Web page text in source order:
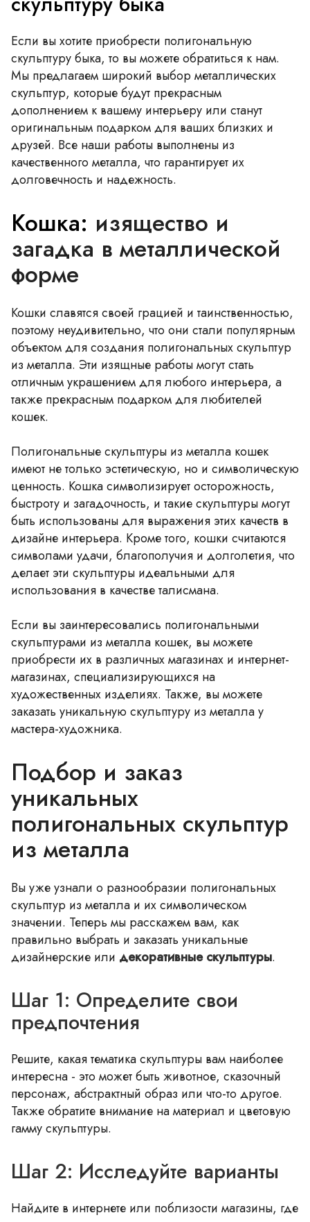
Если вы хотите приобрести полигональную
скульптуру быка, то вы можете обратиться к нам.
Мы предлагаем широкий выбор металлических
скульптур, которые будут прекрасным
дополнением к вашему интерьеру или станут
оригинальным подарком для ваших близких и
друзей. Все наши работы выполнены из
качественного металла, что гарантирует их
долговечность и надежность.
Кошка: изящество и
загадка в металлической
форме
Кошки славятся своей грацией и таинственностью,
поэтому неудивительно, что они стали популярным
объектом для создания полигональных скульптур
из металла. Эти изящные работы могут стать
отличным украшением для любого интерьера, а
также прекрасным подарком для любителей
кошек.
Полигональные скульптуры из металла кошек
имеют не только эстетическую, но и символическую
ценность. Кошка символизирует осторожность,
быстроту и загадочность, и такие скульптуры могут
быть использованы для выражения этих качеств в
дизайне интерьера. Кроме того, кошки считаются
символами удачи, благополучия и долголетия, что
делает эти скульптуры идеальными для
использования в качестве талисмана.
Если вы заинтересовались полигональными
скульптурами из металла кошек, вы можете
приобрести их в различных магазинах и интернет-
магазинах, специализирующихся на
художественных изделиях. Также, вы можете
заказать уникальную скульптуру из металла у
мастера-художника.
Подбор и заказ
уникальных
полигональных скульптур
из металла
Вы уже узнали о разнообразии полигональных
скульптур из металла и их символическом
значении. Теперь мы расскажем вам, как
правильно выбрать и заказать уникальные
дизайнерские или декоративные скульптуры.
Шаг 1: Определите свои
предпочтения
Решите, какая тематика скульптуры вам наиболее
интересна - это может быть животное, сказочный
персонаж, абстрактный образ или что-то другое.
Также обратите внимание на материал и цветовую
гамму скульптуры.
Шаг 2: Исследуйте варианты
Найдите в интернете или поблизости магазины, где